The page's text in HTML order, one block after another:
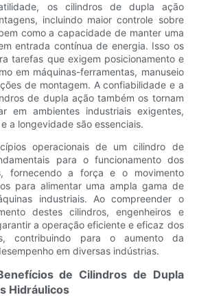
os cilindros de dupla ação
incluindo maior controle sobre
como a capacidade de manter uma
entrada contínua de energia. Isso os
tarefas que exigem posicionamento e
em máquinas-ferramentas, manuseio
de montagem. A confiabilidade e a
de dupla ação também os tornam
em ambientes industriais exigentes,
a longevidade são essenciais.
operacionais de um cilindro de
para o funcionamento dos
fornecendo a força e o movimento
para alimentar uma ampla gama de
industriais. Ao compreender o
destes cilindros, engenheiros e
a operação eficiente e eficaz dos
contribuindo para o aumento da
em diversas indústrias.
de Cilindros de Dupla
Hidráulicos